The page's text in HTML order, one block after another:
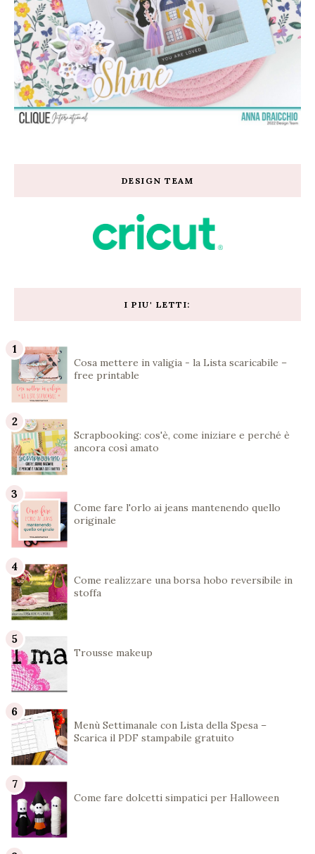
DESIGN TEAM
I PIU' LETTI:
Cosa mettere in valigia - la Lista scaricabile –
free printable
Scrapbooking: cos'è, come iniziare e perché è
ancora così amato
Come fare l'orlo ai jeans mantenendo quello
originale
Come realizzare una borsa hobo reversibile in
stoffa
Trousse makeup
Menù Settimanale con Lista della Spesa –
Scarica il PDF stampabile gratuito
Come fare dolcetti simpatici per Halloween